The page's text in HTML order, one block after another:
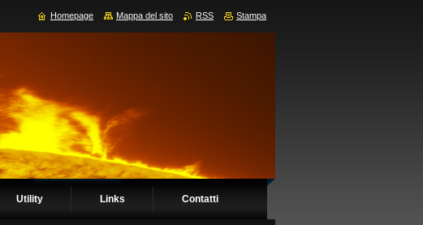
Utility Links Contatti
Homepage Mappa del sito RSS Stampa